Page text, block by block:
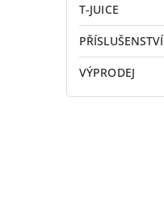
T-JUICE
PŘÍSLUŠENSTVÍ
VÝPRODEJ